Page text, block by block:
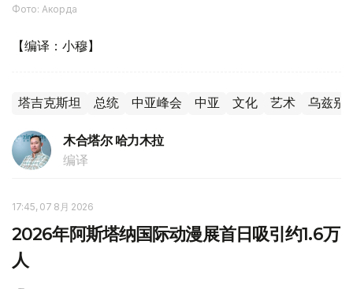
Фото: Акорда
【编译：小穆】
塔吉克斯坦 总统 中亚峰会 中亚 文化 艺术 乌兹别
木合塔尔 哈力木拉
编译
17:45, 07 8月 2026
2026年阿斯塔纳国际动漫展首日吸引约1.6万
人